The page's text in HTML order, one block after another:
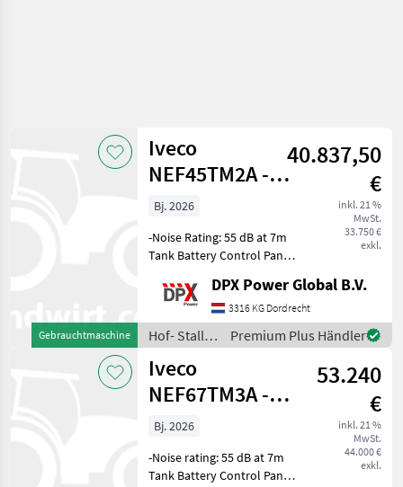
Gebrauchtmaschine
Iveco
NEF45TM2A -
110 kVA Genset
Supersilent -
DPX-210
40.837,50
€
inkl. 21 %
MwSt.
33.750 €
exkl.
Bj. 2026
-Noise Rating: 55 dB at 7m
Tank Battery Control Panel
Canopy -Deutz TCD4.1 -
Genset 110 kVA St5
SuperSilent- DPX-21004 +
€23.500 - Hof- St
DPX Power Global B.V.
3316 KG Dordrecht
Hof- Stall-
und
Weidetechnik
/ Iveco
Premium Plus Händler
Iveco
NEF67TM3A -
176 kVA Genset
SuperSilent-
DPX- 210
53.240
€
inkl. 21 %
MwSt.
44.000 €
exkl.
Bj. 2026
-Noise rating: 55 dB at 7m
Tank Battery Control Panel